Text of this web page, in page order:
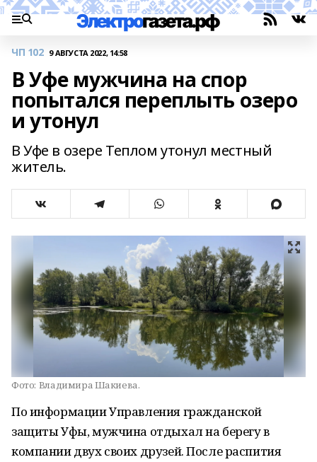
ЧП 102 9 АВГУСТА 2022, 14:58
В Уфе мужчина на спор
попытался переплыть озеро
и утонул
В Уфе в озере Теплом утонул местный
житель.
Фото: Владимира Шакиева.
По информации Управления гражданской
защиты Уфы, мужчина отдыхал на берегу в
компании двух своих друзей. После распития